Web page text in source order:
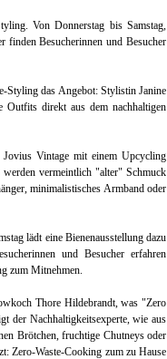
Von Donnerstag bis Samstag,
Besucherinnen und Besucher
Styling das Angebot: Stylistin Janine
Outfits direkt aus dem nachhaltigen
Vintage mit einem Upcycling
vermeintlich "alter" Schmuck
minimalistisches Armband oder
lädt eine Bienenausstellung dazu
und Besucher erfahren
zum Mitnehmen.
Thore Hildebrandt, was "Zero
der Nachhaltigkeitsexperte, wie aus
Brötchen, fruchtige Chutneys oder
Zero-Waste-Cooking zum zu Hause